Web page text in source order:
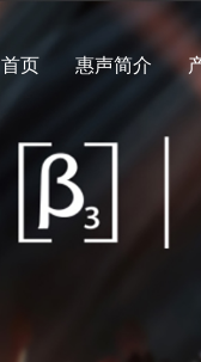
首页 惠声简介